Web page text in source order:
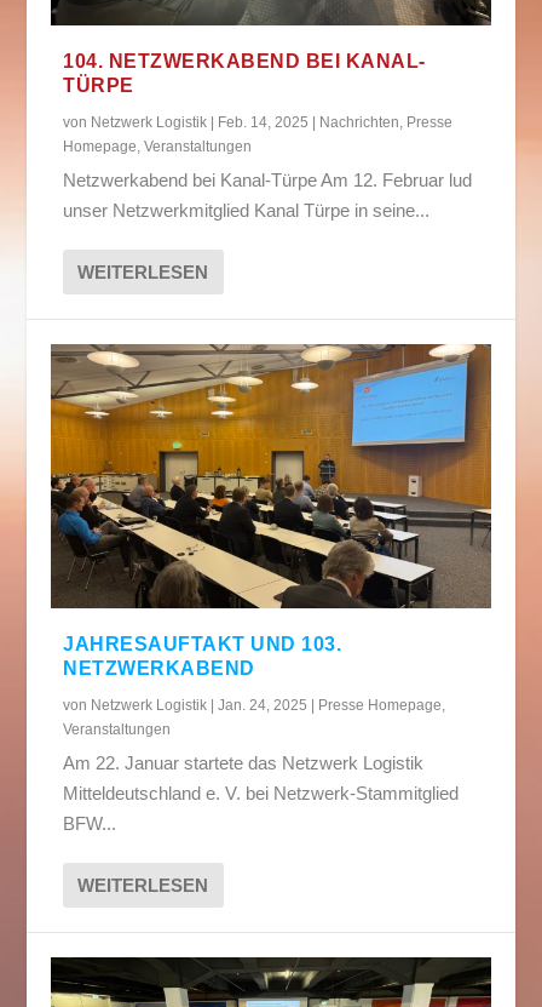
104. NETZWERKABEND BEI KANAL-
TÜRPE
von Netzwerk Logistik Feb. 14, 2025 Nachrichten, Presse
Homepage,Veranstaltungen
Netzwerkabend bei Kanal-Türpe Am 12. Februar lud
unser Netzwerkmitglied Kanal Türpe in seine...
WEITERLESEN
JAHRESAUFTAKT UND 103.
NETZWERKABEND
von Netzwerk Logistik |Jan. 24, 2025 Presse Homepage,
Veranstaltungen
Am 22. Januar startete das Netzwerk Logistik
Mitteldeutschland e. V. bei Netzwerk-Stammitglied
BFW...
WEITERLESEN